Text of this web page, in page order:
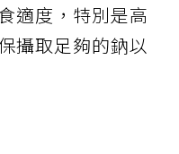
適度，特別是高
攝取足夠的鈉以